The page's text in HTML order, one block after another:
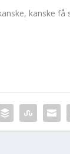
kanske få